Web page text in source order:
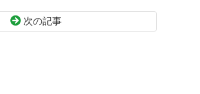
次の記事